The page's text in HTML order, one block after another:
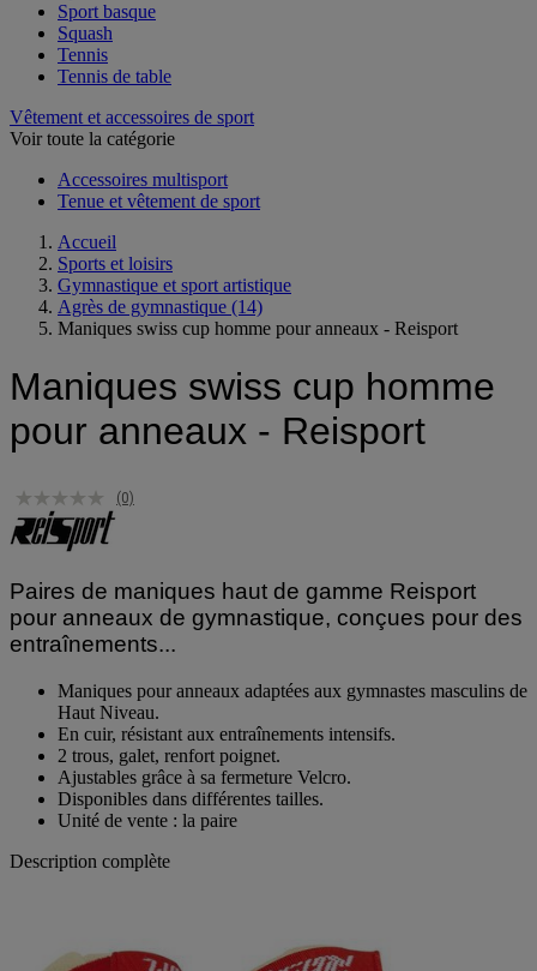
Speed-badminton
Sport basque
Squash
Tennis
Vêtement et accessoires de sport
Accessoires multisport
Accueil
Sports et loisirs
Gymnastique et sport artistique
Agrès de gymnastique (14)
Maniques swiss cup homme
pour anneaux - Reisport
Paires de maniques haut de gamme Reisport
pour anneaux de gymnastique, conçues pour des
Maniques pour anneaux adaptées aux gymnastes masculins de
Haut Niveau.
En cuir, résistant aux entraînements intensifs.
2 trous, galet, renfort poignet.
Ajustables grâce à sa fermeture Velcro.
Disponibles dans différentes tailles.